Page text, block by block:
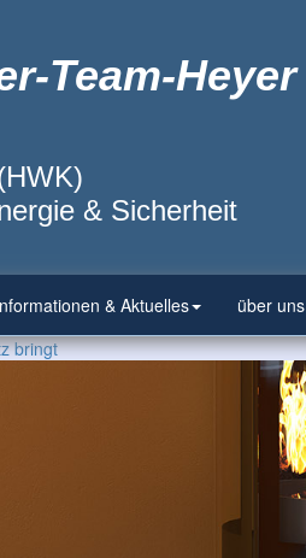
Team-Heyer
& Sicherheit
& Aktuelles
über uns
bringt